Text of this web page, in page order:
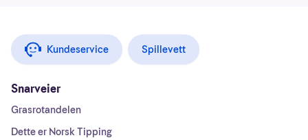
Kundeservice Spillevett
Snarveier
Grasrotandelen
Dette er Norsk Tipping